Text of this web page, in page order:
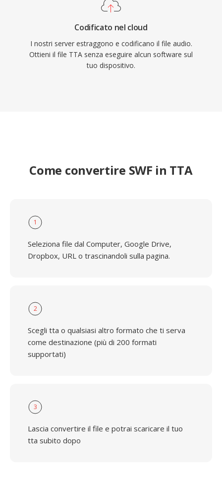
Codificato nel cloud
I nostri server estraggono e codificano il file audio.
Ottieni il file TTA senza eseguire alcun software sul
tuo dispositivo.
Come convertire SWF in TTA
1
Seleziona file dal Computer, Google Drive,
Dropbox, URL o trascinandoli sulla pagina.
2
Scegli tta o qualsiasi altro formato che ti serva
come destinazione (più di 200 formati
supportati)
3
Lascia convertire il file e potrai scaricare il tuo
tta subito dopo